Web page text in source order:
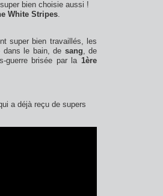
bien choisie aussi !
White Stripes.
super bien travaillés, les
le bain, de sang, de
guerre brisée par la1ère
a déjà reçu de supers